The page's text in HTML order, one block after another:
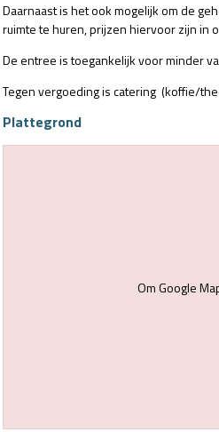
Daarnaast is het ook mogelijk om de
ruimte te huren, prijzen hiervoor zijn in
De entree is toegankelijk voor minder
Tegen vergoeding is catering (koffie/
Plattegrond
Om Google